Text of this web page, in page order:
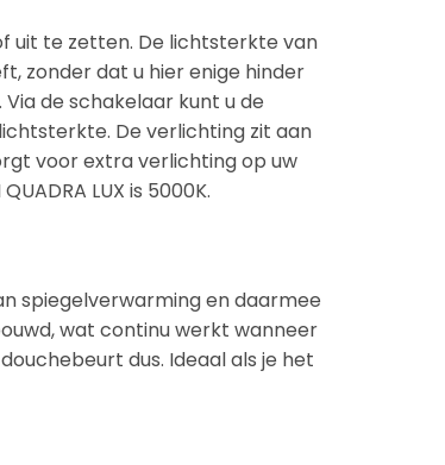
uit te zetten. De lichtsterkte van
zonder dat u hier enige hinder
de schakelaar kunt u de
De verlichting zit aan
voor extra verlichting op uw
LUX is 5000K.
spiegelverwarming en daarmee
wat continu werkt wanneer
dus. Ideaal als je het